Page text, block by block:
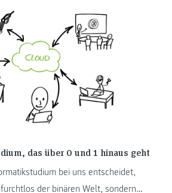
gefeiert. Und wir haben allen die
Studieren für sie bedeutet.
das über 0 und 1 hinaus geht
bei uns entscheidet,
der binären Welt, sondern